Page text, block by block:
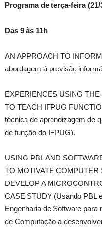
Programa de terça-feira (21/
Das 9 às 11h
AN APPROACH TO
abordagem á previsão
EXPERIENCES USING
TO TEACH IFPUG
técnica de aprendizagem de
de função do IFPUG).
USING PBL AND
TO MOTIVATE COMPUTER
DEVELOP A
CASE STUDY (Usando PBL
Engenharia de Software para
de Computação a